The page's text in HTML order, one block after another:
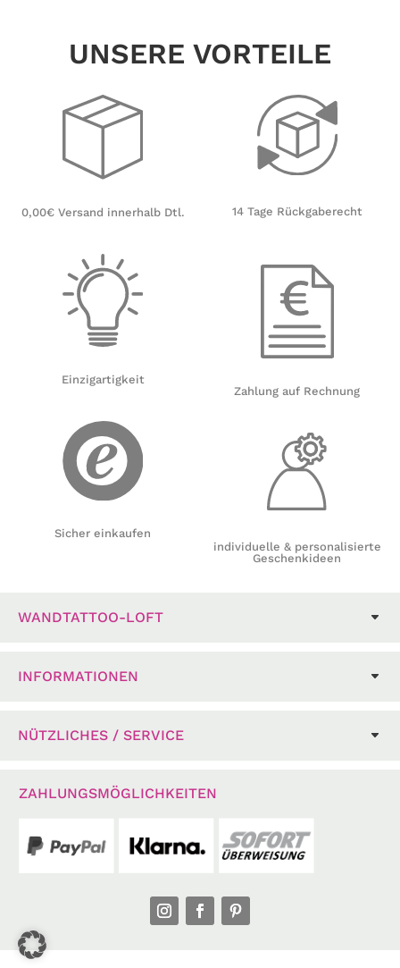
UNSERE VORTEILE
0,00€ Versand innerhalb Dtl.
Einzigartigkeit
Sicher einkaufen
14 Tage Rückgaberecht
Zahlung auf Rechnung
individuelle & personalisierte
Geschenkideen
WANDTATTOO-LOFT
INFORMATIONEN
NÜTZLICHES / SERVICE
ZAHLUNGSMÖGLICHKEITEN